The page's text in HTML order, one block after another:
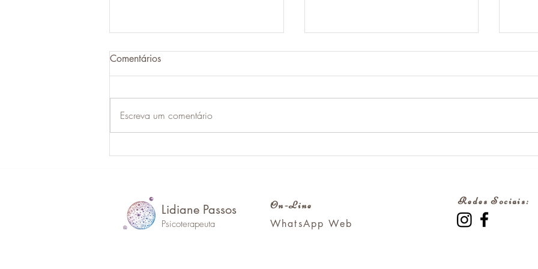
Comentários
Escreva um comentário
Lidiane Passos
Psicoterapeuta
On-Line
WhatsApp Web
Redes Sociais: